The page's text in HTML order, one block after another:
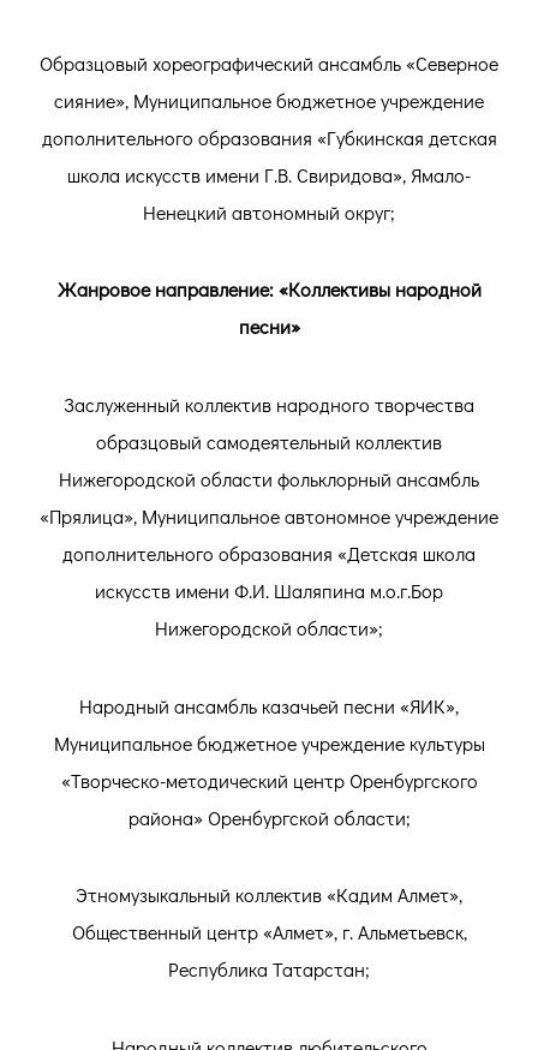
Образцовый хореографический ансамбль «Северное
сияние», Муниципальное бюджетное учреждение
дополнительного образования «Губкинская детская
школа искусств имени Г.В. Свиридова», Ямало-
Ненецкий автономный округ;
Жанровое направление: «Коллективы народной
песни»
Заслуженный коллектив народного творчества
образцовый самодеятельный коллектив
Нижегородской области фольклорный ансамбль
«Прялица», Муниципальное автономное учреждение
дополнительного образования «Детская школа
искусств имени Ф.И. Шаляпина м.о.г.Бор
Нижегородской области»;
Народный ансамбль казачьей песни «ЯИК»,
Муниципальное бюджетное учреждение культуры
«Творческо-методический центр Оренбургского
района» Оренбургской области;
Этномузыкальный коллектив «Кадим Алмет»,
Общественный центр «Алмет», г. Альметьевск,
Республика Татарстан;